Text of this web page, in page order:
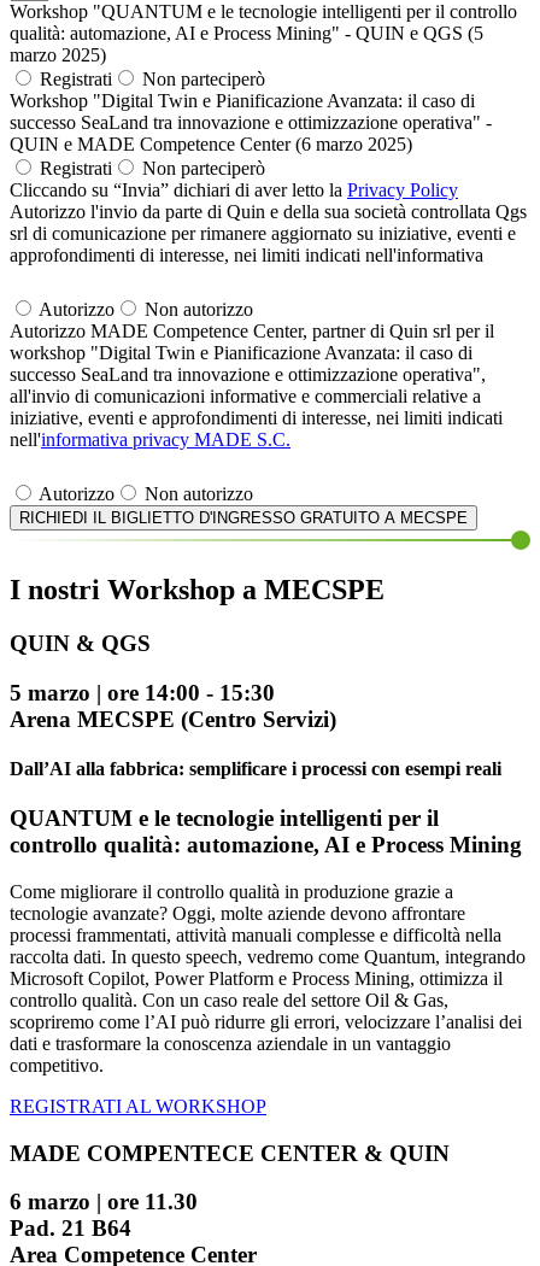
Workshop "QUANTUM e le tecnologie intelligenti per il controllo
qualità: automazione, AI e Process Mining" - QUIN e QGS (5
marzo 2025)
Registrati
Non parteciperò
Workshop "Digital Twin e Pianificazione Avanzata: il caso di
successo SeaLand tra innovazione e ottimizzazione operativa" -
QUIN e MADE Competence Center (6 marzo 2025)
Registrati
Non parteciperò
Cliccando su “Invia” dichiari di aver letto la Privacy Policy
Autorizzo l'invio da parte di Quin e della sua società controllata Qgs
srl di comunicazione per rimanere aggiornato su iniziative, eventi e
approfondimenti di interesse, nei limiti indicati nell'informativa
Autorizzo
Non autorizzo
Autorizzo MADE Competence Center, partner di Quin srl per il
workshop "Digital Twin e Pianificazione Avanzata: il caso di
successo SeaLand tra innovazione e ottimizzazione operativa",
all'invio di comunicazioni informative e commerciali relative a
iniziative, eventi e approfondimenti di interesse, nei limiti indicati
nell'informativa privacy MADE S.C.
Autorizzo Non autorizzo
RICHIEDI IL BIGLIETTO D'INGRESSO GRATUITO A MECSPE
I nostri Workshop a MECSPE
QUIN & QGS
5 marzo | ore 14:00 - 15:30
Arena MECSPE (Centro Servizi)
Dall’AI alla fabbrica: semplificare i processi con esempi reali
QUANTUM e le tecnologie intelligenti per il
controllo qualità: automazione, AI e Process Mining
Come migliorare il controllo qualità in produzione grazie a
tecnologie avanzate? Oggi, molte aziende devono affrontare
processi frammentati, attività manuali complesse e difficoltà nella
raccolta dati. In questo speech, vedremo come Quantum, integrando
Microsoft Copilot, Power Platform e Process Mining, ottimizza il
controllo qualità. Con un caso reale del settore Oil & Gas,
scopriremo come l’AI può ridurre gli errori, velocizzare l’analisi dei
dati e trasformare la conoscenza aziendale in un vantaggio
competitivo.
REGISTRATI AL WORKSHOP
MADE COMPENTECE CENTER & QUIN
6 marzo | ore 11.30
Pad. 21 B64
Area Competence Center